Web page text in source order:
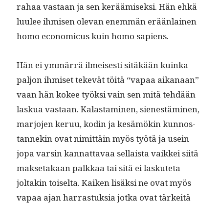
rahaa vas­taan ja sen keräämisek­si. Hän ehkä
luulee ihmisen ole­van enem­män erään­lainen
homo eco­nom­i­cus kuin homo sapiens.
Hän ei ymmär­rä ilmeis­es­ti sitäkään kuin­ka
paljon ihmiset tekevät töitä “vapaa aikanaan”
vaan hän kokee työk­si vain sen mitä tehdään
laskua vas­taan. Kalas­t­a­mi­nen, sien­estämi­nen,
mar­jo­jen keruu, kodin ja kesämökin kun­nos­
tan­nekin ovat nimit­täin myös työtä ja usein
jopa varsin kan­nat­tavaa sel­l­aista vaikkei siitä
mak­se­takaan palkkaa tai sitä ei laskute­ta
joltakin toiselta. Kaiken lisäk­si ne ovat myös
vapaa ajan har­ras­tuk­sia jot­ka ovat tärkeitä